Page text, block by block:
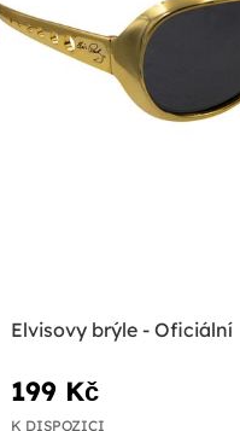
Elvisovy brýle - Oficiální
199 Kč
K DISPOZICI